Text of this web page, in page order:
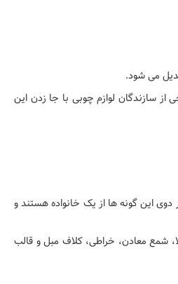
سازندگان لوازم چوبی با جا زدن این
این گونه ها از یک خانواده هستند و
شمع معادن، خراطی، کلاف مبل و قالب